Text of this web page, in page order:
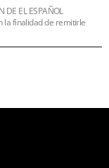
DE EL ESPAÑOL
la finalidad de remitirle